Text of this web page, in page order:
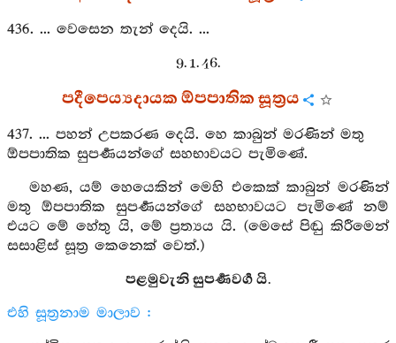
436. ... වෙසෙන තැන් දෙයි. ...
9. 1. 46.
පදීපෙය්‍යදායක ඕපපාතික සූත්‍රය
437. ... පහන් උපකරණ දෙයි. හෙ කාබුන් මරණින් මතු
ඕපපාතික සුපර්‍ණයන්ගේ සහභාවයට පැමිණේ.
මහණ, යම් හෙයෙකින් මෙහි එකෙක් කාබුන් මරණින්
මතු ඕපපාතික සුපර්‍ණයන්ගේ සහභාවයට පැමිණේ නම්
එයට මේ හේතු යි, මේ ප්‍රත්‍යය යි. (මෙසේ පිඬු කිරීමෙන්
සසාළිස් සූත්‍ර කෙනෙක් වෙත්.)
පළමුවැනි සුපර්‍ණවර්‍ග යි.
එහි සූත්‍රනාම මාලාව :